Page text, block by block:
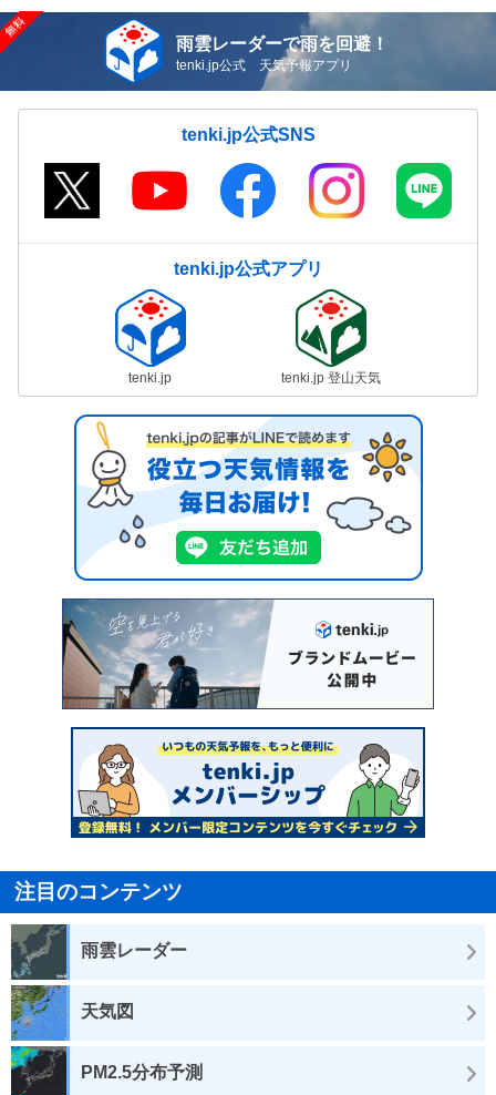
雨雲レーダーで雨を回避！
tenki.jp公式 天気予報アプリ
tenki.jp公式SNS
tenki.jp公式アプリ
tenki.jp tenki.jp 登山天気
注目のコンテンツ
雨雲レーダー
天気図
PM2.5分布予測